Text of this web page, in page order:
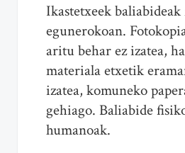
Ikastetxeek
egunerokoan.
aritu behar ez izatea,
materiala etxetik
izatea, komuneko
gehiago. Baliabide
humanoak.